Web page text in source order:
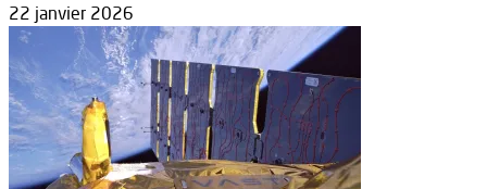
22 janvier 2026